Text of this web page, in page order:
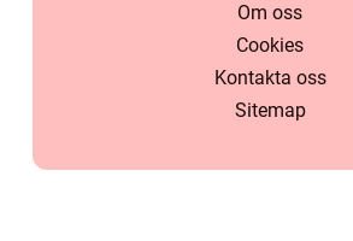
Om oss
Cookies
Kontakta oss
Sitemap